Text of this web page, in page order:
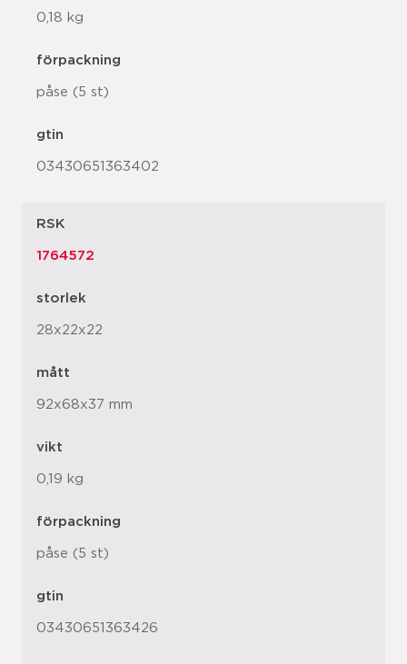
0,18 kg
förpackning
påse (5 st)
gtin
03430651363402
RSK
1764572
storlek
28x22x22
mått
92x68x37 mm
vikt
0,19 kg
förpackning
påse (5 st)
gtin
03430651363426